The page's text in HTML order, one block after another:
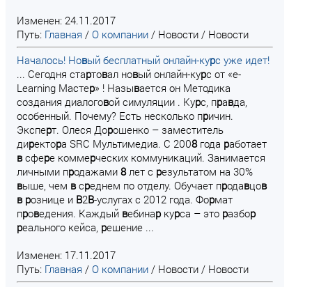
Изменен: 24.11.2017
Путь: Главная / О компании / Новости / Новости
Началось! Новый бесплатный онлайн-курс уже идет!
... Сегодня стартовал новый онлайн-курс от «e-
Learning Мастер» ! Называется он Методика
создания диалоговой симуляции . Курс, правда,
особенный. Почему? Есть несколько причин.
Эксперт. Олеся Дорошенко – заместитель
директора SRC Мультимедиа. С 2008года работает
всфере коммерческих коммуникаций. Занимается
личными продажами 8лет с результатом на 30%
выше, чем всреднем по отделу. Обучает продавцов
в рознице и В2В-услугах с 2012 года. Формат
проведения. Каждый вебинаркурса – это разбор
реального кейса, решение ...
Изменен: 17.11.2017
Путь: Главная / О компании / Новости / Новости